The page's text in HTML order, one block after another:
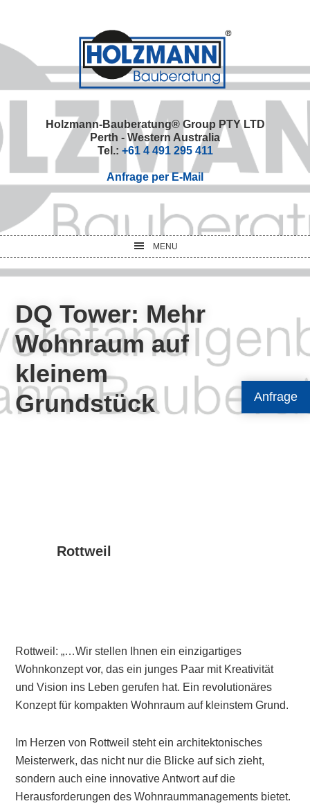
Anfrage
primary
navigation
main
content
primary
sidebar
footer
Holzmann-Bauberatung® Group PTY LTD
Perth - Western Australia
Tel.: +61 4 491 295 411
Anfrage per E-Mail
MENU
DQ Tower: Mehr
Wohnraum auf
kleinem
Grundstück
Rottweil
Rottweil: „…Wir stellen Ihnen ein einzigartiges
Wohnkonzept vor, das ein junges Paar mit Kreativität
und Vision ins Leben gerufen hat. Ein revolutionäres
Konzept für kompakten Wohnraum auf kleinstem Grund.
Im Herzen von Rottweil steht ein architektonisches
Meisterwerk, das nicht nur die Blicke auf sich zieht,
sondern auch eine innovative Antwort auf die
Herausforderungen des Wohnraummanagements bietet.